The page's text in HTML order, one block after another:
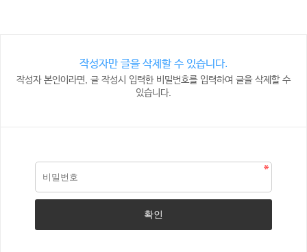
작성자만 글을 삭제할 수 있습니다.
작성자 본인이라면, 글 작성시 입력한 비밀번호를 입력하여 글을 삭제할 수
있습니다.